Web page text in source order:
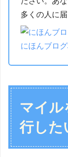
多くの人に
にほんブロ
マイル
行した